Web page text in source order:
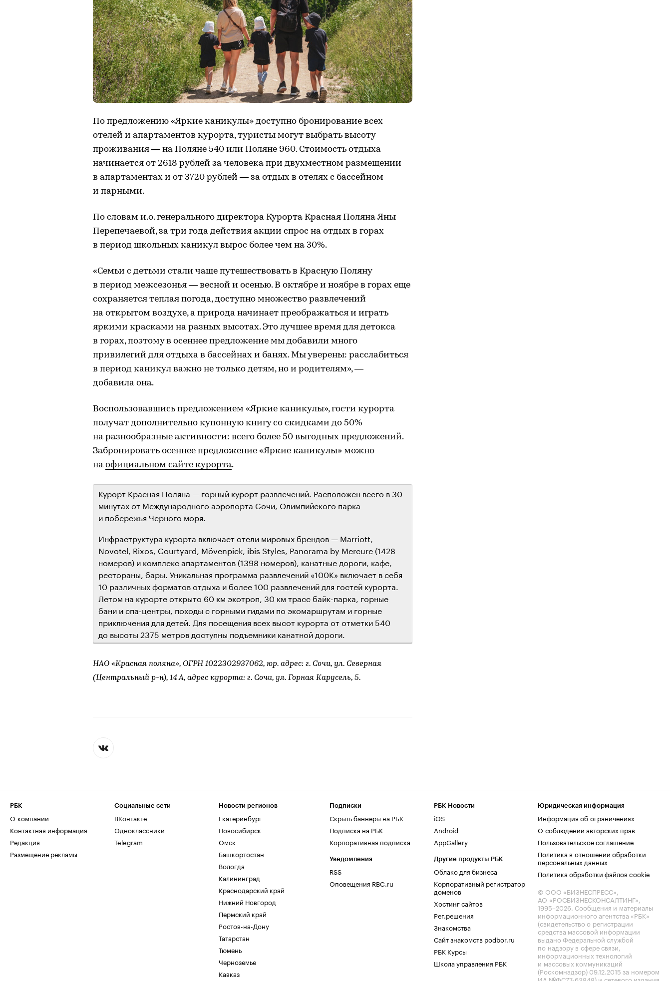
По предложению «Яркие каникулы» доступно бронирование всех
отелей и апартаментов курорта, туристы могут выбрать высоту
проживания — на Поляне 540 или Поляне 960. Стоимость отдыха
начинается от 2618 рублей за человека при двухместном размещении
в апартаментах и от 3720 рублей — за отдых в отелях с бассейном
и парными.
По словам и.о. генерального директора Курорта Красная Поляна Яны
Перепечаевой, за три года действия акции спрос на отдых в горах
в период школьных каникул вырос более чем на 30%.
«Семьи с детьми стали чаще путешествовать в Красную Поляну
в период межсезонья — весной и осенью. В октябре и ноябре в горах еще
сохраняется теплая погода, доступно множество развлечений
на открытом воздухе, а природа начинает преображаться и играть
яркими красками на разных высотах. Это лучшее время для детокса
в горах, поэтому в осеннее предложение мы добавили много
привилегий для отдыха в бассейнах и банях. Мы уверены: расслабиться
в период каникул важно не только детям, но и родителям», —
добавила она.
Воспользовавшись предложением «Яркие каникулы», гости курорта
получат дополнительно купонную книгу со скидками до 50%
на разнообразные активности: всего более 50 выгодных предложений.
Забронировать осеннее предложение «Яркие каникулы» можно
на официальном сайте курорта.
Курорт Красная Поляна — горный курорт развлечений. Расположен всего в 30
минутах от Международного аэропорта Сочи, Олимпийского парка
и побережья Черного моря.
Инфраструктура курорта включает отели мировых брендов — Marriott,
Novotel, Rixos, Courtyard, Mövenpick, ibis Styles, Panorama by Mercure (1428
номеров) и комплекс апартаментов (1398 номеров), канатные дороги, кафе,
рестораны, бары. Уникальная программа развлечений «100К» включает в себя
10 различных форматов отдыха и более 100 развлечений для гостей курорта.
Летом на курорте открыто 60 км экотроп, 30 км трасс байк-парка, горные
бани и спа-центры, походы с горными гидами по экомаршрутам и горные
приключения для детей. Для посещения всех высот курорта от отметки 540
до высоты 2375 метров доступны подъемники канатной дороги.
НАО «Красная поляна», ОГРН 1022302937062, юр. адрес: г. Сочи, ул. Северная
(Центральный р-н), 14 А, адрес курорта: г. Сочи, ул. Горная Карусель, 5.
РБК
О компании
Контактная информация
Редакция
Размещение рекламы
Социальные сети
ВКонтакте
Одноклассники
Telegram
Новости регионов
Екатеринбург
Новосибирск
Омск
Башкортостан
Вологда
Калининград
Краснодарский край
Нижний Новгород
Пермский край
Ростов-на-Дону
Татарстан
Тюмень
Черноземье
Кавказ
Подписки
Скрыть баннеры на РБК
Подписка на РБК
Корпоративная подписка
Уведомления
RSS
Оповещения RBC.ru
РБК Новости
iOS
Android
AppGallery
Другие продукты РБК
Облако для бизнеса
Корпоративный регистратор
доменов
Хостинг сайтов
Рег.решения
Знакомства
Сайт знакомств podbor.ru
РБК Курсы
Школа управления РБК
Юридическая информация
Информация об ограничениях
О соблюдении авторских прав
Пользовательское соглашение
Политика в отношении обработки
персональных данных
Политика обработки файлов cookie
© ООО «БИЗНЕСПРЕСС»,
АО «РОСБИЗНЕСКОНСАЛТИНГ»,
1995–2026. Сообщения и материалы
информационного агентства «РБК»
(свидетельство о регистрации
средства массовой информации
выдано Федеральной службой
по надзору в сфере связи,
информационных технологий
и массовых коммуникаций
(Роскомнадзор) 09.12.2015 за номером
ИА №ФС77-63848) и сетевого издания